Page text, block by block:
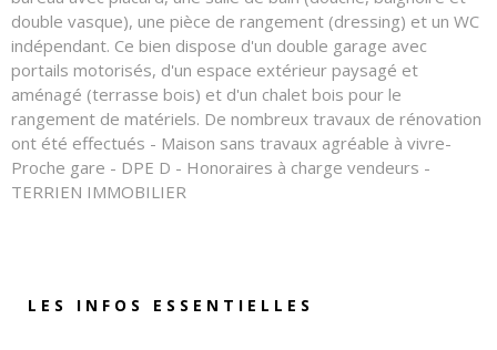
double vasque), une pièce de rangement (dressing) et un WC
indépendant. Ce bien dispose d'un double garage avec
portails motorisés, d'un espace extérieur paysagé et
aménagé (terrasse bois) et d'un chalet bois pour le
rangement de matériels. De nombreux travaux de rénovation
ont été effectués - Maison sans travaux agréable à vivre-
Proche gare - DPE D - Honoraires à charge vendeurs -
TERRIEN IMMOBILIER
LES INFOS ESSENTIELLES